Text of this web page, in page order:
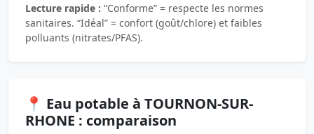
Lecture rapide : “Conforme” = respecte les normes
sanitaires. “Idéal” = confort (goût/chlore) et faibles
polluants (nitrates/PFAS).
📍 Eau potable à TOURNON-SUR-
RHONE : comparaison